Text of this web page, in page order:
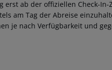
ab der offiziellen Check-
am Tag der Abreise
je nach Verfügbarkeit und